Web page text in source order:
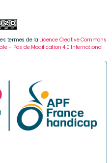
termes de la Licence Creative Commons
– Pas de Modification 4.0 International